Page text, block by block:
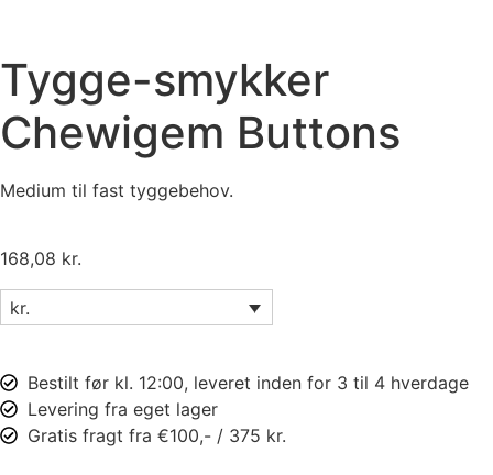
Tygge-smykker
Chewigem Buttons
Medium til fast tyggebehov.
168,08 kr.
kr.
Bestilt før kl. 12:00, leveret inden for 3 til 4 hverdage
Levering fra eget lager
Gratis fragt fra €100,- / 375 kr.